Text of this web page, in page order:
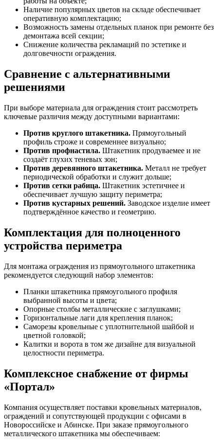
Наличие популярных цветов на складе обеспечивает
оперативную комплектацию;
Возможность замены отдельных планок при ремонте без
демонтажа всей секции;
Снижение количества рекламаций по эстетике и
долговечности ограждения.
Сравнение с альтернативными
решениями
При выборе материала для ограждения стоит рассмотреть
ключевые различия между доступными вариантами:
Против круглого штакетника. Прямоугольный
профиль строже и современнее визуально;
Против профнастила. Штакетник продуваемее и не
создаёт глухих теневых зон;
Против деревянного штакетника. Металл не требует
периодической обработки и служит дольше;
Против сетки рабица. Штакетник эстетичнее и
обеспечивает лучшую защиту периметра;
Против кустарных решений. Заводское изделие имеет
подтверждённое качество и геометрию.
Комплектация для полноценного
устройства периметра
Для монтажа ограждения из прямоугольного штакетника
рекомендуется следующий набор элементов:
Планки штакетника прямоугольного профиля
выбранной высоты и цвета;
Опорные столбы металлические с заглушками;
Горизонтальные лаги для крепления планок;
Саморезы кровельные с уплотнительной шайбой и
цветной головкой;
Калитки и ворота в том же дизайне для визуальной
целостности периметра.
Комплексное снабжение от фирмы
«Портал»
Компания осуществляет поставки кровельных материалов,
ограждений и сопутствующей продукции с офисами в
Новороссийске и Абинске. При заказе прямоугольного
металлического штакетника мы обеспечиваем: